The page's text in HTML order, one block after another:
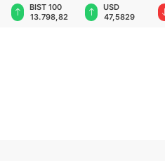
USD
47,5829
EUR
54,9400